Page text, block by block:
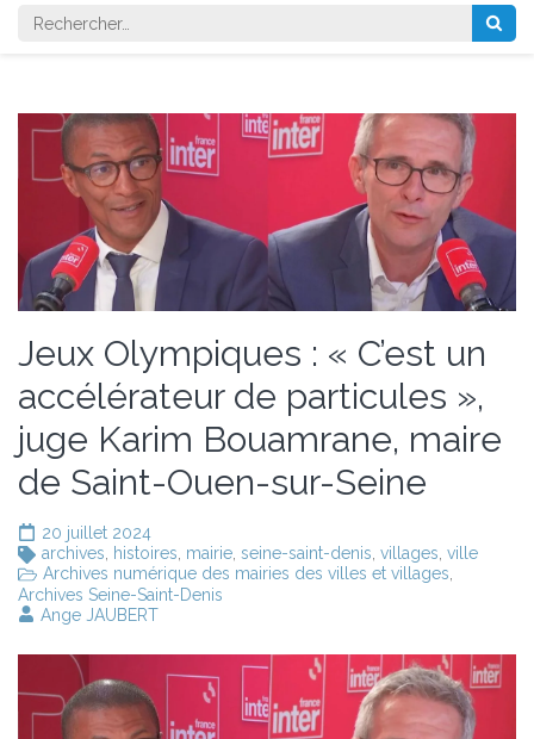
Rechercher
Jeux Olympiques : « C’est un
accélérateur de particules »,
juge Karim Bouamrane, maire
de Saint-Ouen-sur-Seine
20 juillet 2024
archives
histoires mairie seine-saint-denis villages ville
Archives numérique des mairies des villes et villages
Archives Seine-Saint-Denis
Ange JAUBERT